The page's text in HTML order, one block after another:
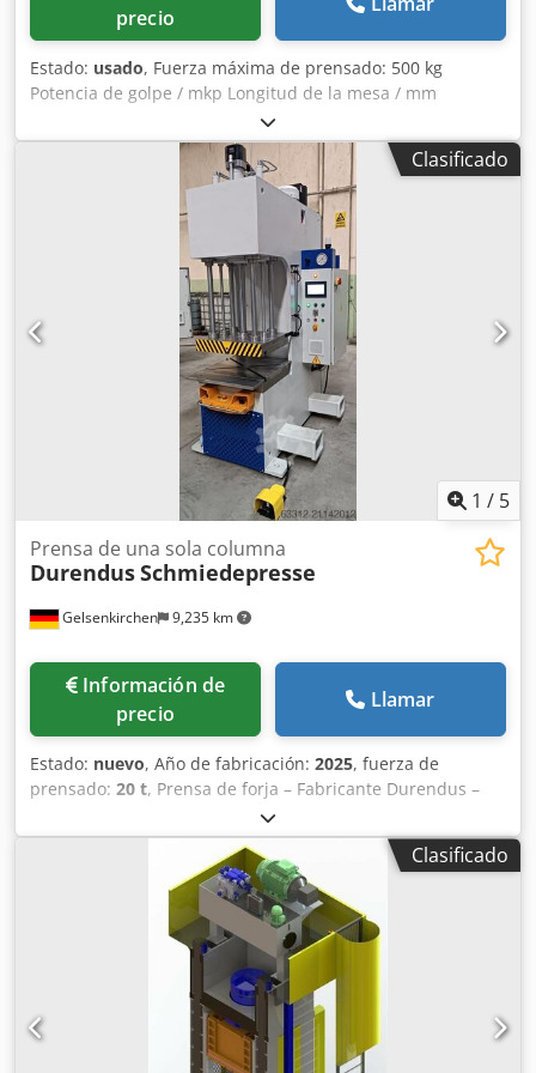
precio
Estado: usado, Fuerza máxima de prensado: 500 kg
Potencia de golpe / mkp Longitud de la mesa / mm
Dkodpfey S Dxuex Agxjr Martillo neumático El martillo está
en funcionamiento, pero debido a la antigüedad se
recomienda reemplazar las juntas de estanqueidad. - Más
información en breve -
Clasificado
1 / 5
Gelsenkirchen 9,235 km
Prensa de una sola columna
DurendusSchmiedepresse
Información de
precio
Llamar
Estado: nuevo, Año de fabricación: 2025, fuerza de
prensado: 20 t, Prensa de forja – Fabricante Durendus –
DCS-20 – Prensa monocolumna de 5–20 t – Mesa de 500 ×
600 mm Se ofrece en venta una compacta prensa de forja
monocolumna (marco en C) del fabricante Durendus,
modelo DCS-20, con una fuerza de prensado regulable de
5 a 20 t. La máquina cuenta con una mesa de 500 × 600
mm, una altura máxima de instalación de 700 mm y altas
velocidades de desplazamiento, lo que la hace ideal para
trabajos pequeños de forja, conformado y montaje. =====
Datos técnicos e información: Prensa de forja Durendus
DCS-20 – Prensa monocolumna de 5–20 t ==== Datos
generales - Fabricante: Durendus - Modelo: DCS-20 - Tipo
Clasificado